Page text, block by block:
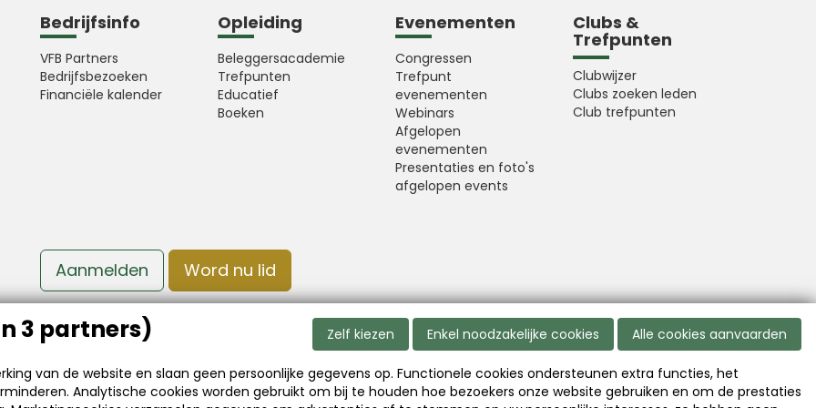
Bedrijfsinfo
VFB Partners
Bedrijfsbezoeken
Financiële kalender
Opleiding
Beleggersacademie
Trefpunten
Educatief
Boeken
Evenementen
Congressen
Trefpunt
evenementen
Webinars
Afgelopen
evenementen
Presentaties en foto's
afgelopen events
Clubs &
Trefpunten
Clubwijzer
Clubs zoeken leden
Club trefpunten
Aanmelden Word nu lid
Disclaimer|Copyright |Privacy
3 partners) Zelf kiezen Enkel noodzakelijke cookies Alle cookies aanvaarden
van de website en slaan geen persoonlijke gegevens op. Functionele cookies ondersteunen extra functies, het
Analytische cookies worden gebruikt om bij te houden hoe bezoekers onze website gebruiken en om de prestaties